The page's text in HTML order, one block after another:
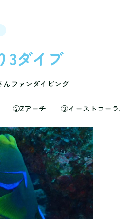
3ダイブ
んファンダイビング
②Zアーチ ③イーストコーラ